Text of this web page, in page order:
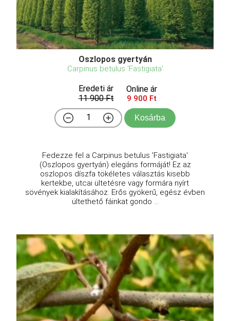
Oszlopos gyertyán
Carpinus betulus 'Fastigiata'
Eredeti ár
11 900 Ft
Online ár
9 900 Ft
Kosárba
Fedezze fel a Carpinus betulus 'Fastigiata'
(Oszlopos gyertyán) elegáns formáját! Ez az
oszlopos díszfa tökéletes választás kisebb
kertekbe, utcai ültetésre vagy formára nyírt
sövények kialakításához. Erős gyökerű, egész évben
ültethető fáinkat gondo ...